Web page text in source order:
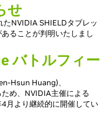
せ
NVIDIA SHIELDタブレッ
ることが判明いたしまし
バトルフィー
Hsun Huang)、
め、NVIDIA主催による
月より継続的に開催してい